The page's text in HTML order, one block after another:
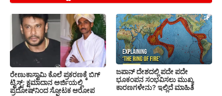
ರೇಣುಕಾಸ್ವಾಮಿ ಕೊಲೆ ಪ್ರಕರಣಕ್ಕೆ ಬಿಗ್
ಟ್ವಿಸ್ಟ್: ಕ್ಷಮಾದಾನ ಅರ್ಜಿಯಲ್ಲಿ
ಪ್ರದೋಷ್‌ನಿಂದ ಸ್ಫೋಟಕ ಆರೋಪ
ಜಪಾನ್ ದೇಶದಲ್ಲಿ ಪದೇ ಪದೇ
ಭೂಕಂಪನ ಸಂಭವಿಸಲು ಮುಖ್ಯ
ಕಾರಣಗಳೇನು? ಇಲ್ಲಿದೆ ಮಾಹಿತಿ